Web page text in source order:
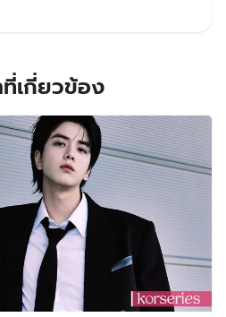
ที่เกี่ยวข้อง